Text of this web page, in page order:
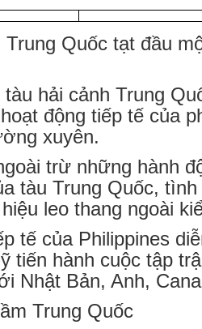
Trung Quốc tạt đầu
hải cảnh Trung
động tiếp tế của
xuyên.
trừ những hành
tàu Trung Quốc,
leo thang ngoài
tế của Philippines
tiến hành cuộc tập
Nhật Bản, Anh,
Trung Quốc